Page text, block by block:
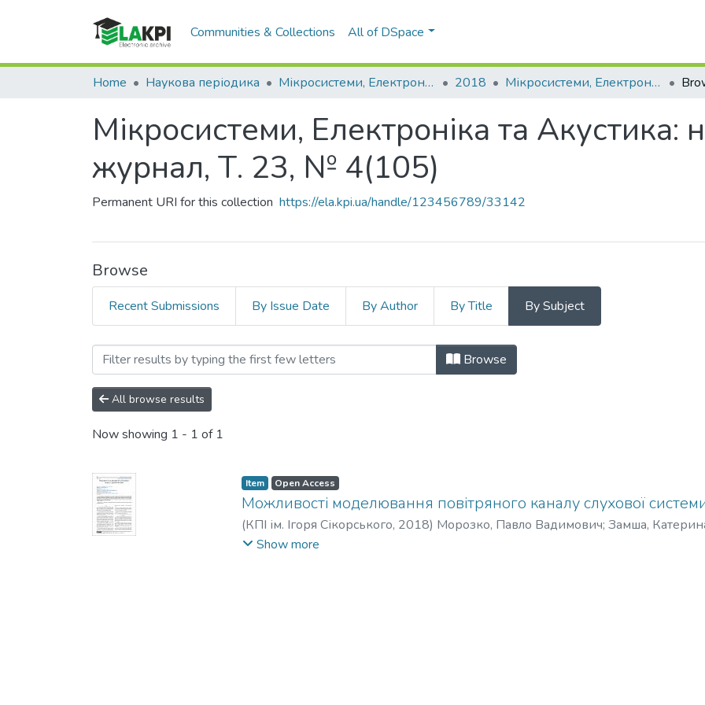
Communities & Collections All of DSpace
Home Наукова періодика Мікросистеми, Електроніка та Акустика 2018 Мікросистеми, Електроніка та Акустика: науково-технічний журнал, Т. 23, № 4(105)
Мікросистеми, Електроніка та Акустика:
журнал, Т. 23, № 4(105)
Permanent URI for this collection https://ela.kpi.ua/handle/123456789/33142
Browse
Recent Submissions By Issue Date By Author By Title By Subject
Browsing Мікросистеми, Електроніка та Акустика:
Browse
All browse results
Now showing 1 - 1 of 1
Item Open Access
Можливості моделювання повітряного каналу слухової
(КПІ ім. Ігоря Сікорського, 2018) Морозко, Павло Вадимович; Замша,
Андріївна
Show more